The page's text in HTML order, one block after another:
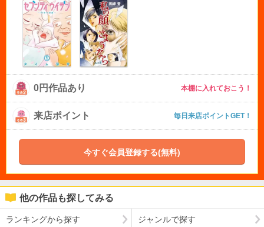
0円作品あり 本棚に入れておこう！
来店ポイント 毎日来店ポイントGET！
今すぐ会員登録する(無料)
他の作品も探してみる
ランキングから探す ジャンルで探す